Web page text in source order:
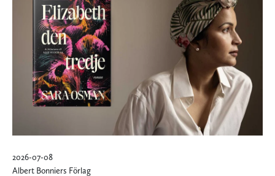
2026-07-08
Albert Bonniers Förlag